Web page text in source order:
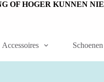
OF HOGER KUNNEN
Accessoires Schoenen